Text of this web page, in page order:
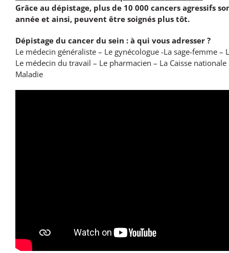
Grâce au dépistage, plus de 10 000 cancers agressifs
année et ainsi, peuvent être soignés plus tôt.
Dépistage du cancer du sein : à qui vous adresser ?
Le médecin généraliste – Le gynécologue -La sage-femme –
Le médecin du travail – Le pharmacien – La Caisse nationale
Maladie